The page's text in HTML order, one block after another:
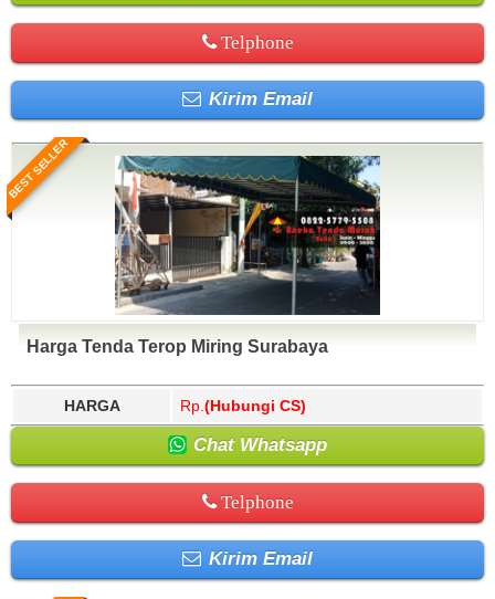
Telphone
Kirim Email
BEST SELLER
Harga Tenda Terop Miring Surabaya
HARGA Rp. (Hubungi CS)
Chat Whatsapp
Telphone
Kirim Email